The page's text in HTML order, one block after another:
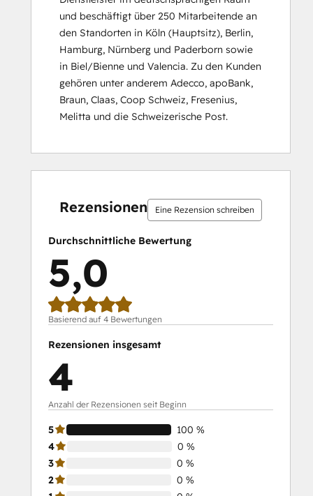
und beschäftigt über 250 Mitarbeitende an
den Standorten in Köln (Hauptsitz), Berlin,
Hamburg, Nürnberg und Paderborn sowie
in Biel/Bienne und Valencia. Zu den Kunden
gehören unter anderem Adecco, apoBank,
Braun, Claas, Coop Schweiz, Fresenius,
Melitta und die Schweizerische Post.
Rezensionen Eine Rezension schreiben
Durchschnittliche Bewertung
5,0
Basierend auf 4 Bewertungen
Rezensionen insgesamt
4
Anzahl der Rezensionen seit Beginn
5
100 %
4
0 %
3
0 %
2
0 %